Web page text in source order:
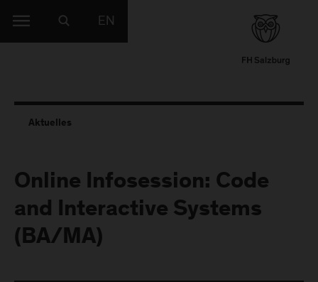
EN
Aktuelles
Online Infosession: Code
and Interactive Systems
(BA/MA)